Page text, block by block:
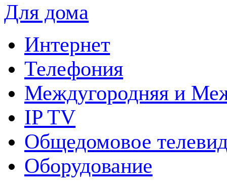
Для дома
Интернет
Телефония
Междугородняя и
IP TV
Общедомовое
Оборудование